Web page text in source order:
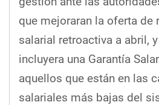
que mejoraran la oferta
salarial retroactiva a abril,
incluyera una Garantía
aquellos que están en las
salariales más bajas del